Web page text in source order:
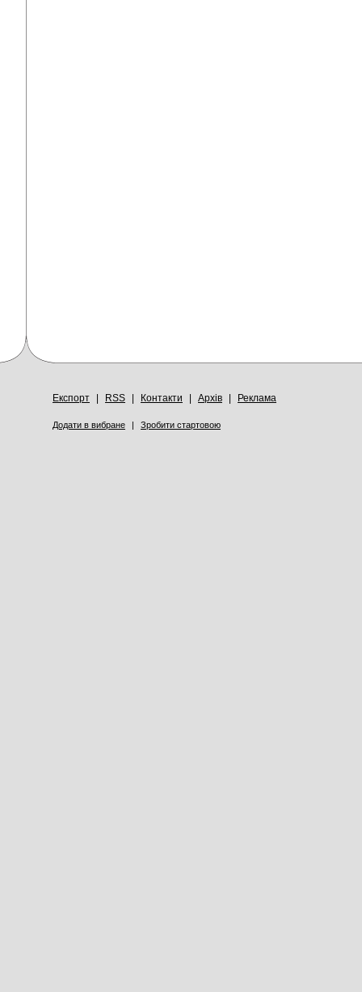
Експорт RSS Контакти Архів Реклама
Додати в вибране | Зробити стартовою